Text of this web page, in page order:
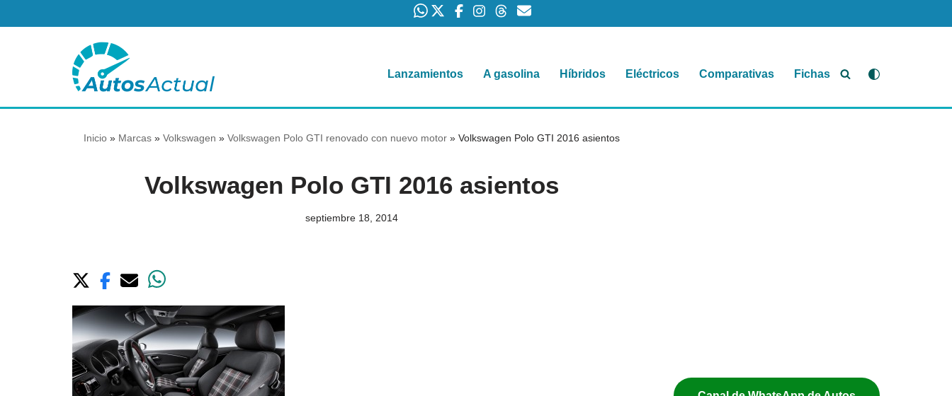
contenido
Lanzamientos A gasolina Híbridos Eléctricos Comparativas Fichas
Inicio » Marcas » Volkswagen » Volkswagen Polo GTI renovado con nuevo motor » Volkswagen Polo GTI 2016 asientos
Volkswagen Polo GTI 2016 asientos
septiembre 18, 2014